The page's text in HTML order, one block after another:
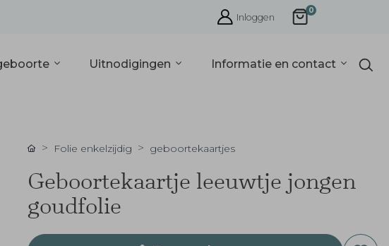
Inloggen
0
Uitnodigingen Informatie en contact
Folie enkelzijdig geboortekaartjes
Geboortekaartje leeuwtje jongen
goudfolie